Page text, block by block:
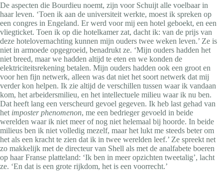
De aspecten die Bourdieu noemt, zijn voor Schuijt alle voelbaar in
haar leven. ‘Toen ik aan de universiteit werkte, moest ik spreken op
een congres in Engeland. Er werd voor mij een hotel geboekt, en een
vliegticket. Toen ik op die hotelkamer zat, dacht ik: van de prijs van
deze hotelovernachting kunnen mijn ouders twee weken leven.’ Ze is
niet in armoede opgegroeid, benadrukt ze. ‘Mijn ouders hadden het
niet breed, maar we hadden altijd te eten en we konden de
elektriciteitsrekening betalen. Mijn ouders hadden ook een groot en
voor hen fijn netwerk, alleen was dat niet het soort netwerk dat mij
verder kon helpen. Ik zie altijd de verschillen tussen waar ik vandaan
kom, het arbeidersmilieu, en het intellectuele milieu waar ik nu ben.
Dat heeft lang een verscheurd gevoel gegeven. Ik heb last gehad van
het imposter phenomenon, me een bedrieger gevoeld in beide
werelden waar ik niet meer of nog niet helemaal bij hoorde. In beide
milieus ben ik niet volledig mezelf, maar het lukt me steeds beter om
het als een kracht te zien dat ik in twee werelden leef.’ Ze spreekt net
zo makkelijk met de directeur van Shell als met de analfabete boeren
op haar Franse platteland: ‘Ik ben in meer opzichten tweetalig’, lacht
ze. ‘En dat is een grote rijkdom, het is een voorrecht.’